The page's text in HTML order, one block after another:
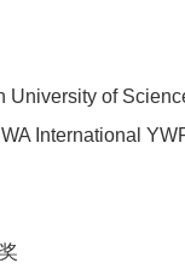
University of
International